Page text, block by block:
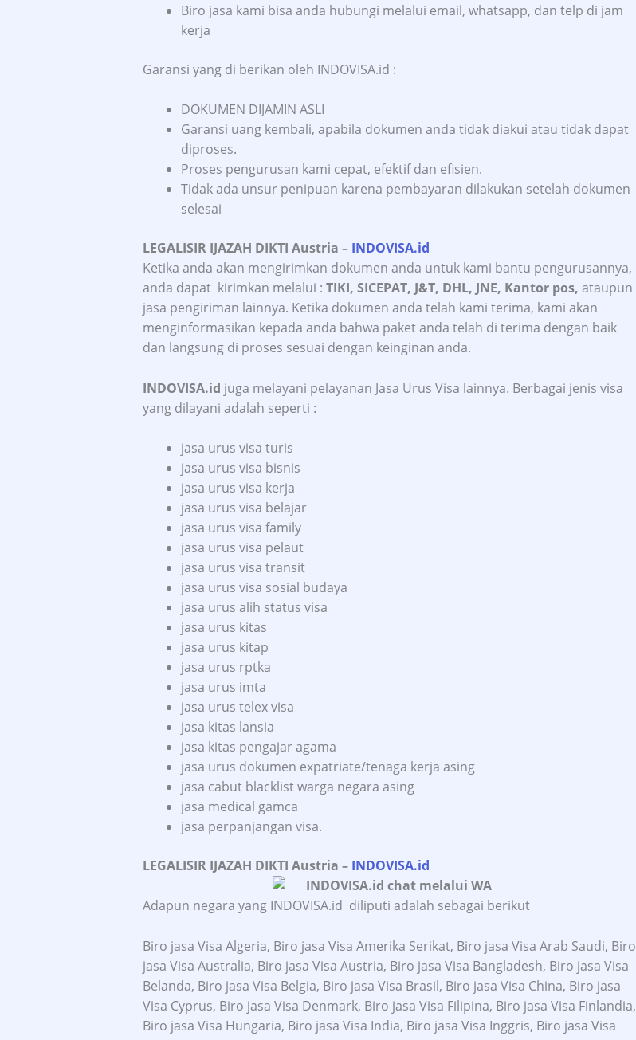
Biro jasa kami bisa anda hubungi melalui email, whatsapp, dan telp di jam
kerja
Garansi yang di berikan oleh INDOVISA.id :
DOKUMEN DIJAMIN ASLI
Garansi uang kembali, apabila dokumen anda tidak diakui atau tidak dapat
diproses.
Proses pengurusan kami cepat, efektif dan efisien.
Tidak ada unsur penipuan karena pembayaran dilakukan setelah dokumen
selesai
LEGALISIR IJAZAH DIKTI Austria – INDOVISA.id
Ketika anda akan mengirimkan dokumen anda untuk kami bantu pengurusannya,
anda dapat kirimkan melalui : TIKI, SICEPAT, J&T, DHL, JNE, Kantor pos, ataupun
jasa pengiriman lainnya. Ketika dokumen anda telah kami terima, kami akan
menginformasikan kepada anda bahwa paket anda telah di terima dengan baik
dan langsung di proses sesuai dengan keinginan anda.
INDOVISA.id juga melayani pelayanan Jasa Urus Visa lainnya. Berbagai jenis visa
yang dilayani adalah seperti :
jasa urus visa turis
jasa urus visa bisnis
jasa urus visa kerja
jasa urus visa belajar
jasa urus visa family
jasa urus visa pelaut
jasa urus visa transit
jasa urus visa sosial budaya
jasa urus alih status visa
jasa urus kitas
jasa urus kitap
jasa urus rptka
jasa urus imta
jasa urus telex visa
jasa kitas lansia
jasa kitas pengajar agama
jasa urus dokumen expatriate/tenaga kerja asing
jasa cabut blacklist warga negara asing
jasa medical gamca
jasa perpanjangan visa.
LEGALISIR IJAZAH DIKTI Austria – INDOVISA.id
Adapun negara yang INDOVISA.id diliputi adalah sebagai berikut
Biro jasa Visa Algeria, Biro jasa Visa Amerika Serikat, Biro jasa Visa Arab Saudi, Biro
jasa Visa Australia, Biro jasa Visa Austria, Biro jasa Visa Bangladesh, Biro jasa Visa
Belanda, Biro jasa Visa Belgia, Biro jasa Visa Brasil, Biro jasa Visa China, Biro jasa
Visa Cyprus, Biro jasa Visa Denmark, Biro jasa Visa Filipina, Biro jasa Visa Finlandia,
Biro jasa Visa Hungaria, Biro jasa Visa India, Biro jasa Visa Inggris, Biro jasa Visa